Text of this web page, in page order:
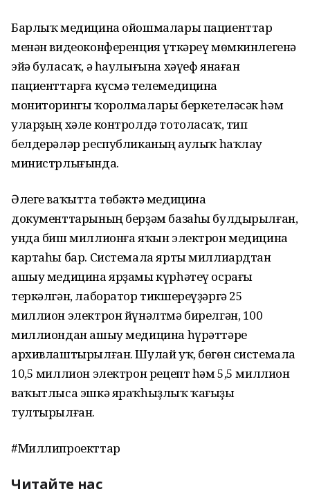
Барлыҡ медицина ойошмалары пациенттар
менән видеоконференция үткәреү мөмкинлегенә
эйә буласаҡ, ә һаулығына хәүеф янаған
пациенттарға күсмә телемедицина
мониторингы ҡоролмалары беркетеләсәк һәм
уларҙың хәле контролдә тотоласаҡ, тип
белдерәләр республиканың Һаулыҡ һаҡлау
министрлығында.
Әлеге ваҡытта төбәктә медицина
документтарының берҙәм базаһы булдырылған,
унда биш миллионға яҡын электрон медицина
картаһы бар. Системала ярты миллиардтан
ашыу медицина ярҙамы күрһәтеү осрағы
теркәлгән, лаборатор тикшереүҙәргә 25
миллион электрон йүнәлтмә бирелгән, 100
миллиондан ашыу медицина һүрәттәре
архивлаштырылған. Шулай уҡ, бөгөн системала
10,5 миллион электрон рецепт һәм 5,5 миллион
ваҡытлыса эшкә яраҡһыҙлыҡ ҡағыҙы
тултырылған.
#Миллипроекттар
Читайте нас